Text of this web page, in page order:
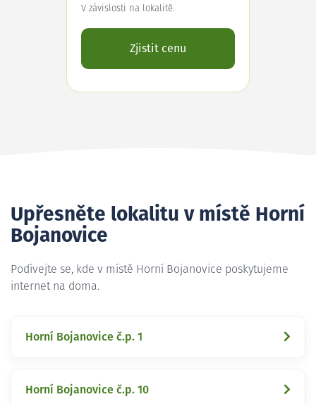
V závislosti na lokalitě.
Zjistit cenu
Upřesněte lokalitu v místě Horní
Bojanovice
Podívejte se, kde v místě Horní Bojanovice poskytujeme
internet na doma.
Horní Bojanovice č.p. 1
Horní Bojanovice č.p. 10